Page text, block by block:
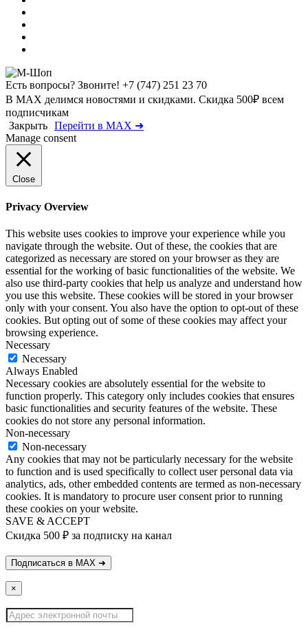
Есть вопросы? Звоните! +7 (747) 251 23 70
В MAX делимся новостями и скидками. Скидка 500₽ всем
подписчикам
Закрыть Перейти в MAX ➜
Manage consent
Close
Privacy Overview
This website uses cookies to improve your experience while you
navigate through the website. Out of these, the cookies that are
categorized as necessary are stored on your browser as they are
essential for the working of basic functionalities of the website. We
also use third-party cookies that help us analyze and understand how
you use this website. These cookies will be stored in your browser
only with your consent. You also have the option to opt-out of these
cookies. But opting out of some of these cookies may affect your
browsing experience.
Necessary
Necessary
Always Enabled
Necessary cookies are absolutely essential for the website to
function properly. This category only includes cookies that ensures
basic functionalities and security features of the website. These
cookies do not store any personal information.
Non-necessary
Non-necessary
Any cookies that may not be particularly necessary for the website
to function and is used specifically to collect user personal data via
analytics, ads, other embedded contents are termed as non-necessary
cookies. It is mandatory to procure user consent prior to running
these cookies on your website.
SAVE & ACCEPT
Скидка 500 ₽ за подписку на канал
×